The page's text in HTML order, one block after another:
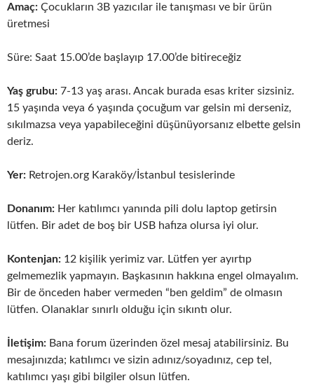
Amaç: Çocukların 3B yazıcılar ile tanışması ve bir ürün
üretmesi
Süre: Saat 15.00’de başlayıp 17.00’de bitireceğiz
Yaş grubu: 7-13 yaş arası. Ancak burada esas kriter sizsiniz.
15 yaşında veya 6 yaşında çocuğum var gelsin mi derseniz,
sıkılmazsa veya yapabileceğini düşünüyorsanız elbette gelsin
deriz.
Yer: Retrojen.org Karaköy/İstanbul tesislerinde
Donanım: Her katılımcı yanında pili dolu laptop getirsin
lütfen. Bir adet de boş bir USB hafıza olursa iyi olur.
Kontenjan: 12 kişilik yerimiz var. Lütfen yer ayırtıp
gelmemezlik yapmayın. Başkasının hakkına engel olmayalım.
Bir de önceden haber vermeden “ben geldim” de olmasın
lütfen. Olanaklar sınırlı olduğu için sıkıntı olur.
İletişim: Bana forum üzerinden özel mesaj atabilirsiniz. Bu
mesajınızda; katılımcı ve sizin adınız/soyadınız, cep tel,
katılımcı yaşı gibi bilgiler olsun lütfen.